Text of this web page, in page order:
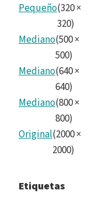
field
of
Pequeño(320×
320)
Mediano(500×
500)
Mediano(640×
640)
Mediano(800×
800)
Original(2000×
2000)
Etiquetas